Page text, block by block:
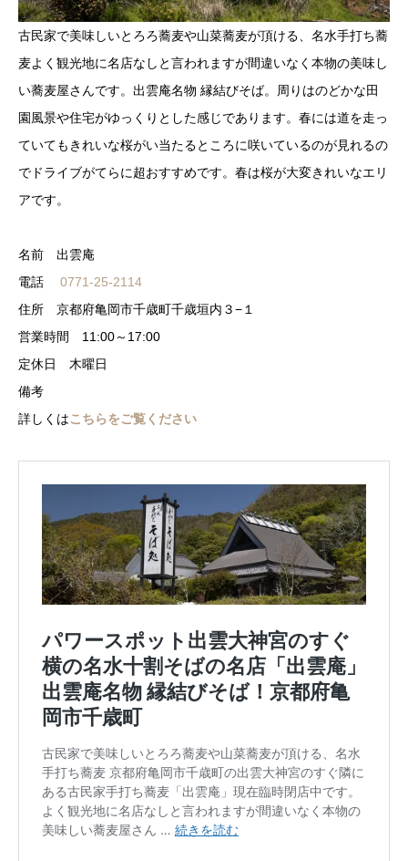
古民家で美味しいとろろ蕎麦や山菜蕎麦が頂ける、名水手打ち蕎
麦よく観光地に名店なしと言われますが間違いなく本物の美味し
い蕎麦屋さんです。出雲庵名物 縁結びそば。周りはのどかな田
園風景や住宅がゆっくりとした感じであります。春には道を走っ
ていてもきれいな桜がい当たるところに咲いているのが見れるの
でドライブがてらに超おすすめです。春は桜が大変きれいなエリ
アです。
名前 出雲庵
電話 0771-25-2114
住所 京都府亀岡市千歳町千歳垣内３−１
営業時間 11:00～17:00
定休日 木曜日
備考
詳しくはこちらをご覧ください